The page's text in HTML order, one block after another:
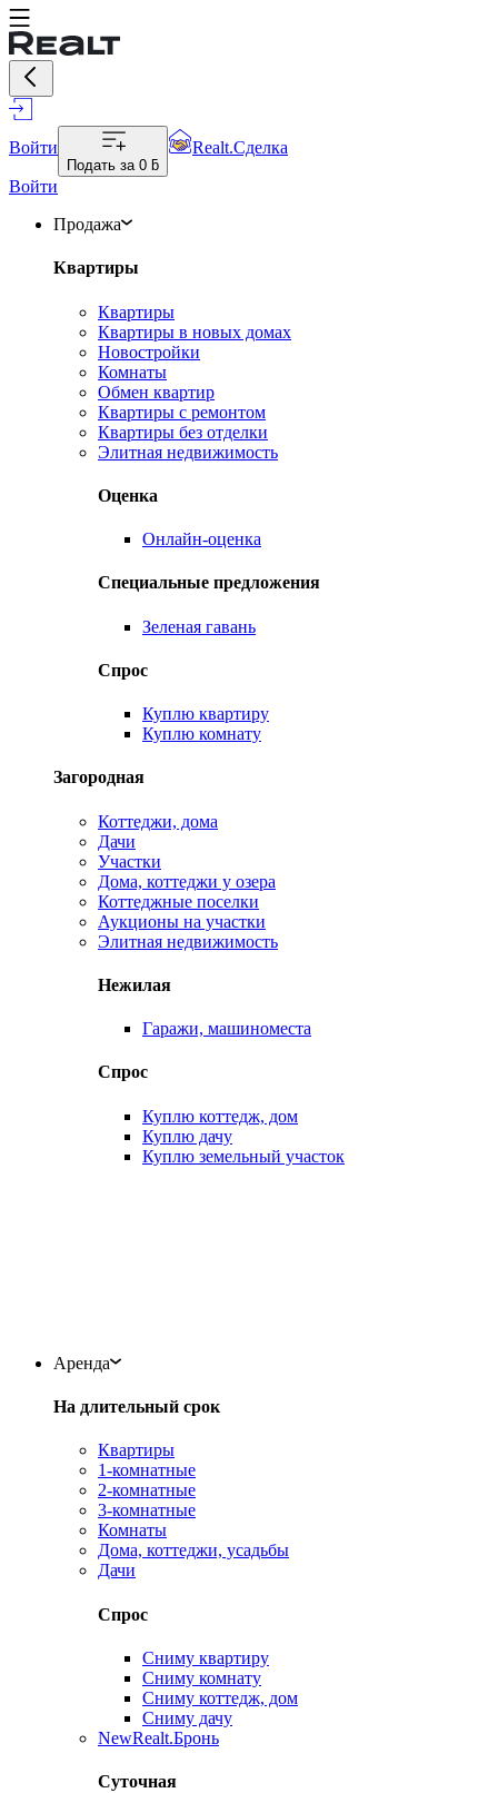
Войти
Подать за 0 ƃ
Realt.Сделка
Войти
Продажа
Квартиры
Квартиры
Квартиры в новых домах
Новостройки
Комнаты
Обмен квартир
Квартиры с ремонтом
Квартиры без отделки
Элитная недвижимость
Оценка
Онлайн-оценка
Специальные предложения
Зеленая гавань
Спрос
Куплю квартиру
Куплю комнату
Загородная
Коттеджи, дома
Дачи
Участки
Дома, коттеджи у озера
Коттеджные поселки
Аукционы на участки
Элитная недвижимость
Нежилая
Гаражи, машиноместа
Спрос
Куплю коттедж, дом
Куплю дачу
Куплю земельный участок
Аренда
На длительный срок
Квартиры
1-комнатные
2-комнатные
3-комнатные
Комнаты
Дома, коттеджи, усадьбы
Дачи
Спрос
Сниму квартиру
Сниму комнату
Сниму коттедж, дом
Сниму дачу
NewRealt.Бронь
Суточная